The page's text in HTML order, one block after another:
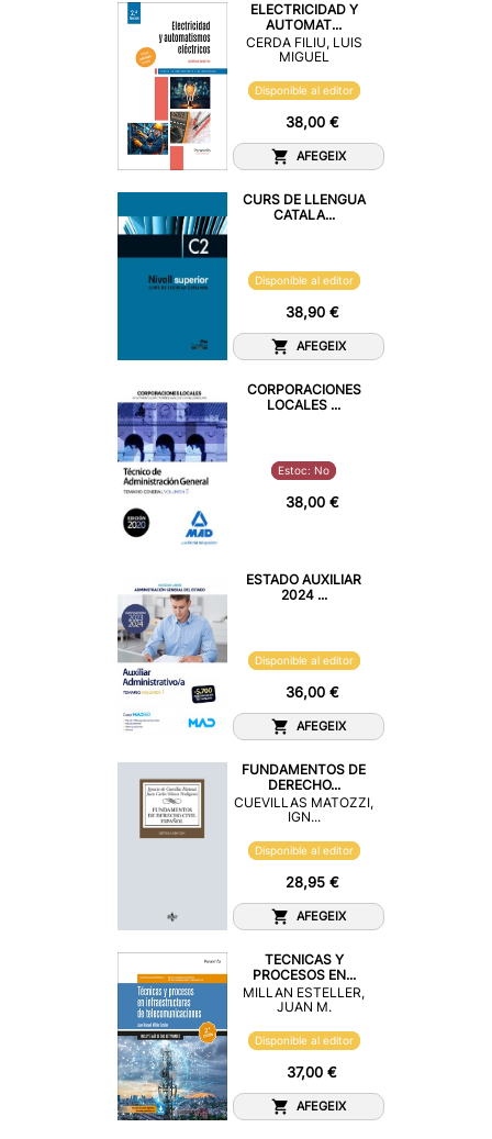
ELECTRICIDAD Y
AUTOMAT...
CERDA FILIU, LUIS
MIGUEL
Disponible al editor
38,00 €
AFEGEIX
CURS DE LLENGUA
CATALA...
Disponible al editor
38,90 €
AFEGEIX
CORPORACIONES
LOCALES ...
Estoc: No
38,00 €
ESTADO AUXILIAR
2024 ...
Disponible al editor
36,00 €
AFEGEIX
FUNDAMENTOS DE
DERECHO...
CUEVILLAS MATOZZI,
IGN...
Disponible al editor
28,95 €
AFEGEIX
TECNICAS Y
PROCESOS EN...
MILLAN ESTELLER,
JUAN M.
Disponible al editor
37,00 €
AFEGEIX